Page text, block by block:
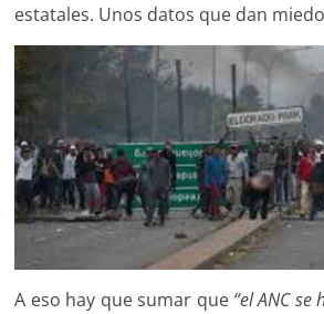
estatales. Unos datos que dan
A eso hay que sumar que“el ANC se